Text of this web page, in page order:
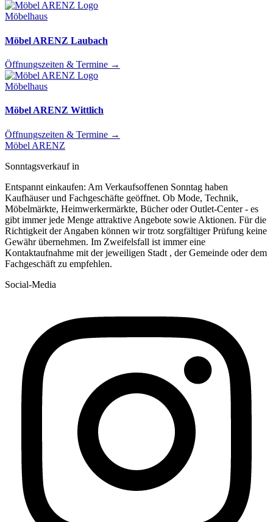
Möbelhaus
Möbel ARENZ Laubach
Öffnungszeiten & Termine →
Möbelhaus
Möbel ARENZ Wittlich
Öffnungszeiten & Termine →
Möbel ARENZ
Sonntagsverkauf in
Entspannt einkaufen: Am Verkaufsoffenen Sonntag haben
Kaufhäuser und Fachgeschäfte geöffnet. Ob Mode, Technik,
Möbelmärkte, Heimwerkermärkte, Bücher oder Outlet-Center - es
gibt immer jede Menge attraktive Angebote sowie Aktionen. Für die
Richtigkeit der Angaben können wir trotz sorgfältiger Prüfung keine
Gewähr übernehmen. Im Zweifelsfall ist immer eine
Kontaktaufnahme mit der jeweiligen Stadt , der Gemeinde oder dem
Fachgeschäft zu empfehlen.
Social-Media